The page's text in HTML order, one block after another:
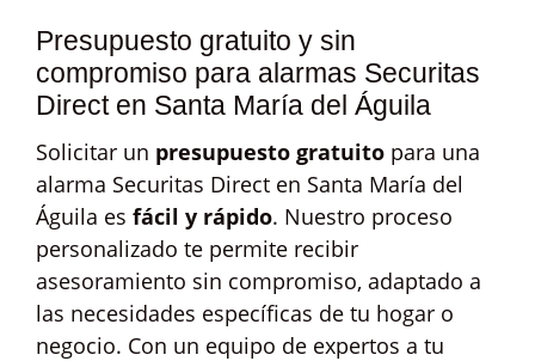
Presupuesto gratuito y sin
compromiso para alarmas Securitas
Direct en Santa María del Águila
Solicitar un presupuesto gratuito para una
alarma Securitas Direct en Santa María del
Águila es fácil y rápido. Nuestro proceso
personalizado te permite recibir
asesoramiento sin compromiso, adaptado a
las necesidades específicas de tu hogar o
negocio. Con un equipo de expertos a tu